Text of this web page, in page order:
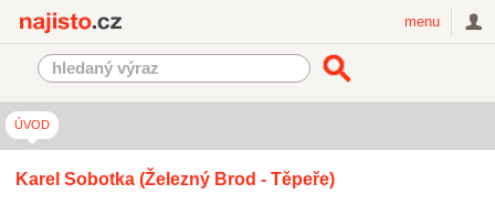
menu
ÚVOD
Karel Sobotka (Železný Brod - Těpeře)